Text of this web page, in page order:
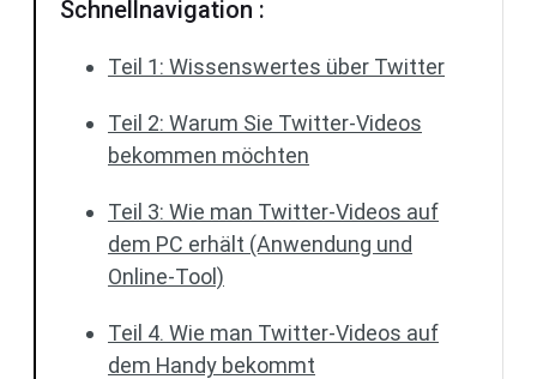
Schnellnavigation :
Teil 1: Wissenswertes über Twitter
Teil 2: Warum Sie Twitter-Videos
bekommen möchten
Teil 3: Wie man Twitter-Videos auf
dem PC erhält (Anwendung und
Online-Tool)
Teil 4. Wie man Twitter-Videos auf
dem Handy bekommt